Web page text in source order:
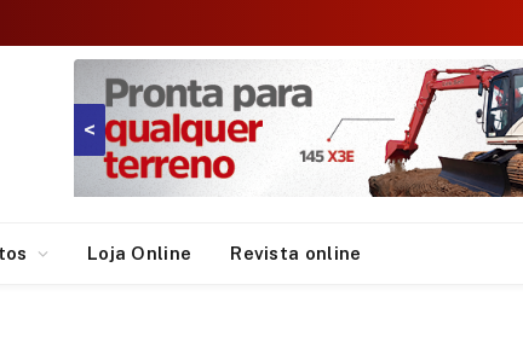
<
Loja Online Revista online